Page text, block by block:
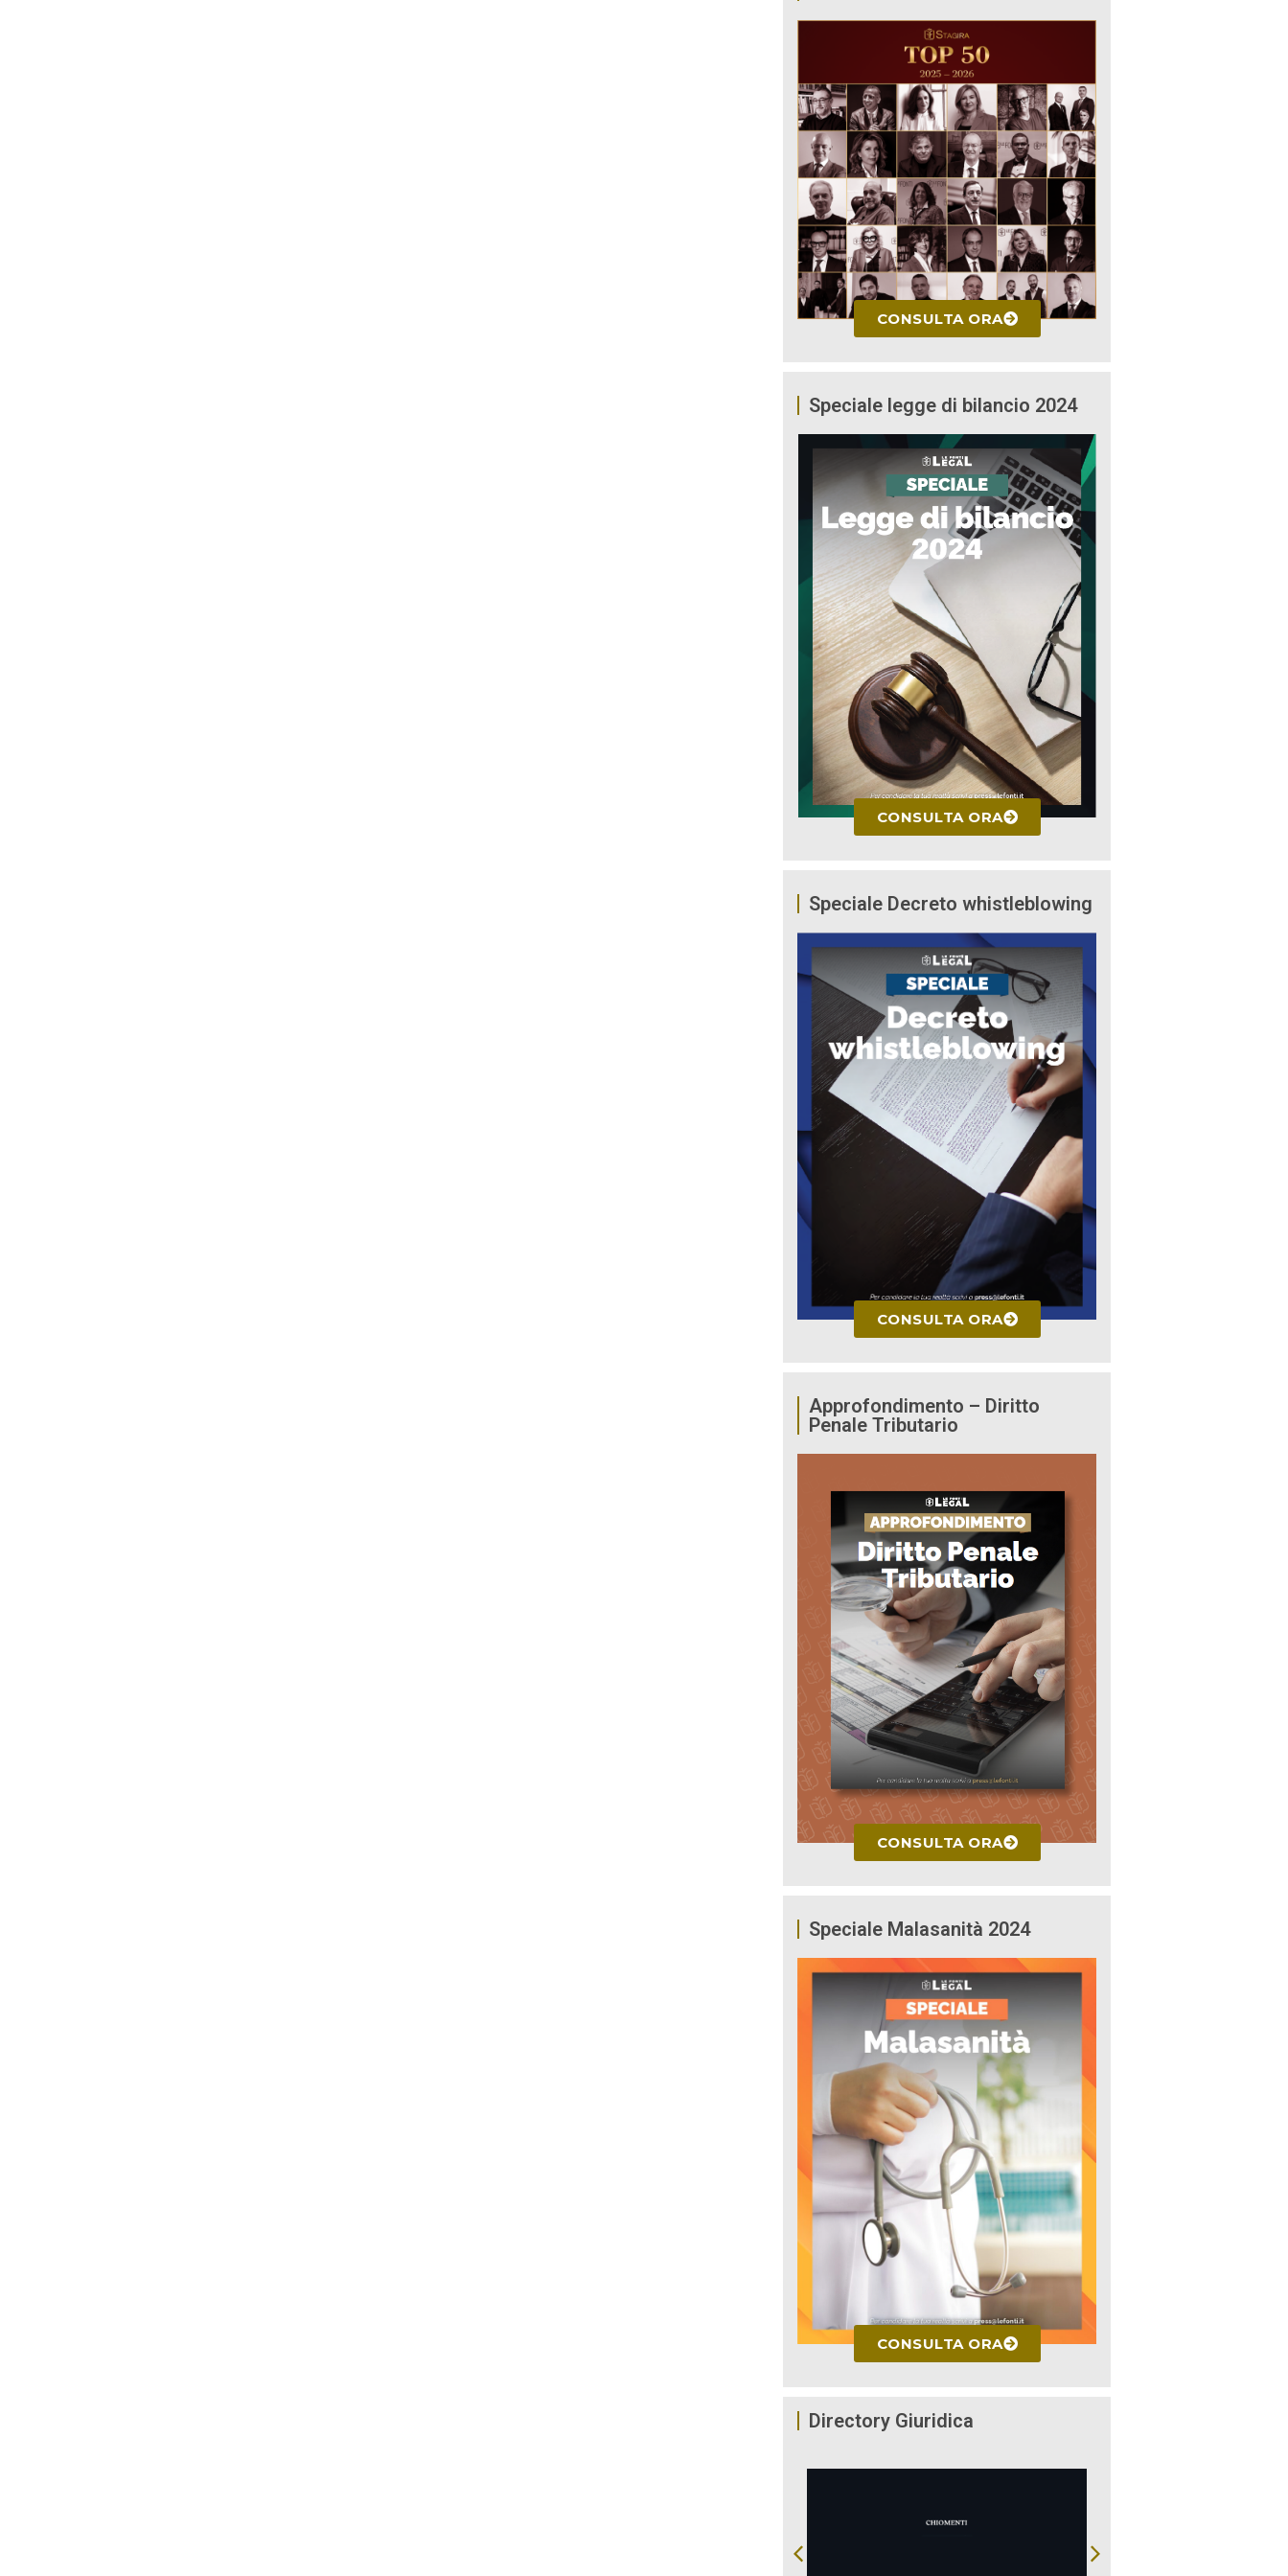
CONSULTA ORA
Speciale legge di bilancio 2024
CONSULTA ORA
Speciale Decreto whistleblowing
CONSULTA ORA
Approfondimento – Diritto
Penale Tributario
CONSULTA ORA
Speciale Malasanità 2024
CONSULTA ORA
Directory Giuridica